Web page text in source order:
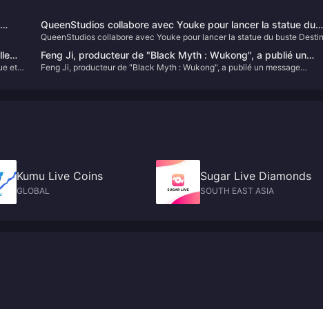
QueenStudios collabore avec Youke pour lancer la statue du
buste Destiny Man 1/1 « Black Myth : Wukong »
QueenStudios collabore avec Youke pour lancer la statue du buste
et
Feng Ji, producteur de "Black Myth : Wukong", a publié un
message répondant aux questions liées aux prix TGA.
Feng Ji, producteur de "Black Myth : Wukong", a publié un message
Kumu Live Coins
GLOBAL
Sugar Live Diamonds
SOUTH EAST ASIA